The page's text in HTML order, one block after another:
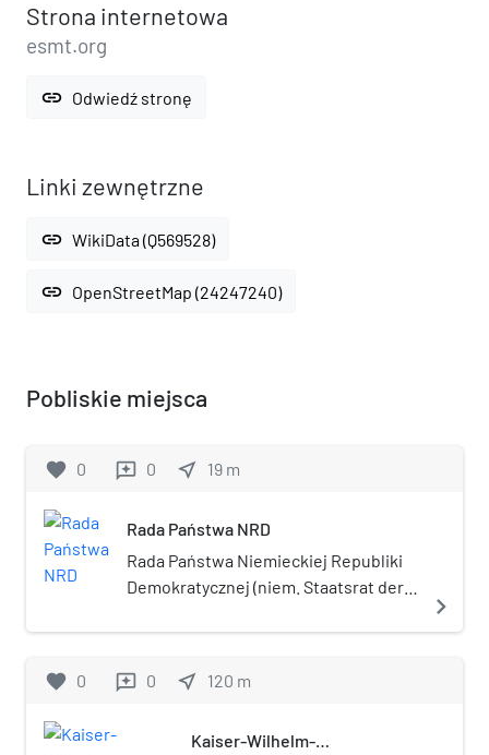
Strona internetowa
esmt.org
link Odwiedź stronę
Linki zewnętrzne
link WikiData (Q569528)
link OpenStreetMap (24247240)
Pobliskie miejsca
favorite 0 reviews 0 near_me 19 m
Rada Państwa NRD
Rada Państwa Niemieckiej Republiki
Demokratycznej (niem. Staatsrat der
istniejąca w latach 1960–1990 w NRD.
navigate_next
favorite 0 reviews 0 near_me 120 m
Kaiser-Wilhelm-